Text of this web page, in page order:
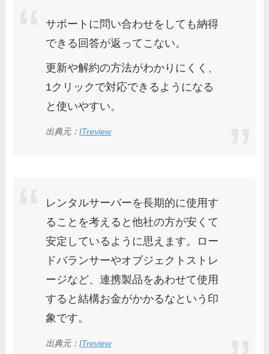
サポートに問い合わせをしても納得
できる回答が返ってこない。
更新や解約の方法がわかりにくく、
1クリックで対応できるようになる
と使いやすい。
出典元：ITreview
レンタルサーバーを長期的に使用す
ることを考えると他社の方が安くて
安定しているように思えます。ロー
ドバランサーやオブジェクトストレ
ージなど、連携製品をあわせて使用
すると結構お金がかかるなという印
象です。
出典元：ITreview